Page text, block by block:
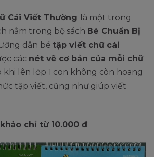
Cái Viết Thường
là một trong
nằm trong bộ sách Bé Chuẩn Bị
dẫn bé tập viết chữ cái
các nét vẽ cơ bản của mỗi chữ
khi lên lớp 1 con không còn hoang
tập viết, cũng như giúp viết
chỉ từ 10.000 đ